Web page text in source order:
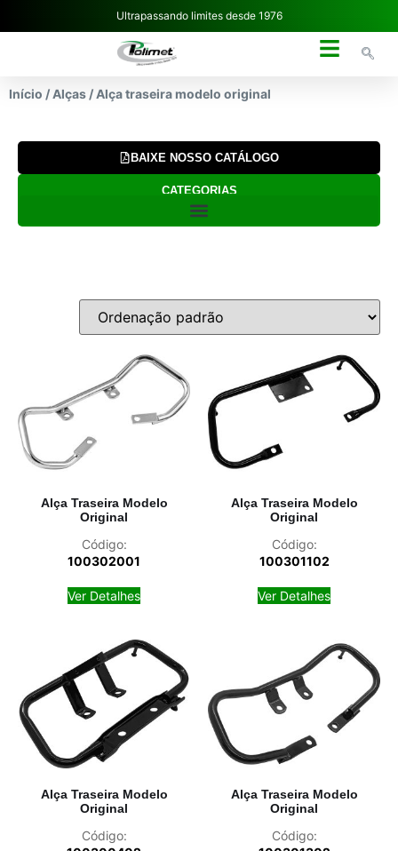
Ultrapassando limites desde 1976
Início / Alças / Alça traseira modelo original
BAIXE NOSSO CATÁLOGO
CATEGORIAS
Alça Traseira Modelo
Original
Código:
100302001
Ver Detalhes
Alça Traseira Modelo
Original
Código:
100301102
Ver Detalhes
Alça Traseira Modelo
Original
Código:
Alça Traseira Modelo
Original
Código: